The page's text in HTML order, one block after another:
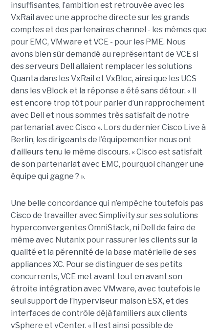
insuffisantes, l’ambition est retrouvée avec les
VxRail avec une approche directe sur les grands
comptes et des partenaires channel - les mêmes que
pour EMC, VMware et VCE - pour les PME. Nous
avons bien sûr demandé au représentant de VCE si
des serveurs Dell allaient remplacer les solutions
Quanta dans les VxRail et VxBloc, ainsi que les UCS
dans les vBlock et la réponse a été sans détour. « Il
est encore trop tôt pour parler d’un rapprochement
avec Dell et nous sommes très satisfait de notre
partenariat avec Cisco ». Lors du dernier Cisco Live à
Berlin, les dirigeants de l’équipementier nous ont
d’ailleurs tenu le même discours. « Cisco est satisfait
de son partenariat avec EMC, pourquoi changer une
équipe qui gagne ? ».
Une belle concordance qui n’empêche toutefois pas
Cisco de travailler avec Simplivity sur ses solutions
hyperconvergentes OmniStack, ni Dell de faire de
même avec Nutanix pour rassurer les clients sur la
qualité et la pérennité de la base matérielle de ses
appliances XC. Pour se distinguer de ses petits
concurrents, VCE met avant tout en avant son
étroite intégration avec VMware, avec toutefois le
seul support de l’hyperviseur maison ESX, et des
interfaces de contrôle déjà familiers aux clients
vSphere et vCenter. « Il est ainsi possible de